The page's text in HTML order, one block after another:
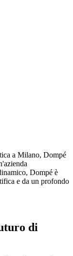
a Milano, Dompé
Dompé è
e da un profondo
di